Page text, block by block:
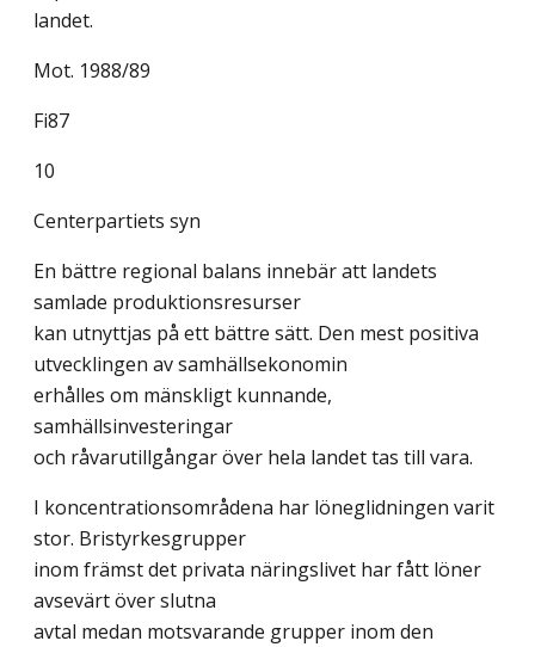
landet.
Mot. 1988/89
Fi87
10
Centerpartiets syn
En bättre regional balans innebär att landets
samlade produktionsresurser
kan utnyttjas på ett bättre sätt. Den mest positiva
utvecklingen av samhällsekonomin
erhålles om mänskligt kunnande,
samhällsinvesteringar
och råvarutillgångar över hela landet tas till vara.
I koncentrationsområdena har löneglidningen varit
stor. Bristyrkesgrupper
inom främst det privata näringslivet har fått löner
avsevärt över slutna
avtal medan motsvarande grupper inom den